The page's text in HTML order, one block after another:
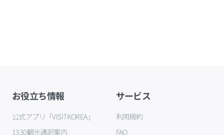
お役立ち情報
公式アプリ「VISITKOREA」
1330観光通訳案内
サービス
利用規約
FAQ